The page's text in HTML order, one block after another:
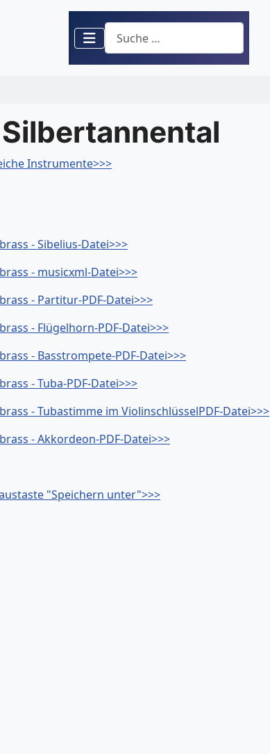
Suchen
Instrumente>>>
- Sibelius-Datei>>>
- musicxml-Datei>>>
- Partitur-PDF-Datei>>>
- Flügelhorn-PDF-Datei>>>
- Basstrompete-PDF-Datei>>>
- Tuba-PDF-Datei>>>
- Tubastimme im ViolinschlüsselPDF-Datei>>>
- Akkordeon-PDF-Datei>>>
"Speichern unter">>>